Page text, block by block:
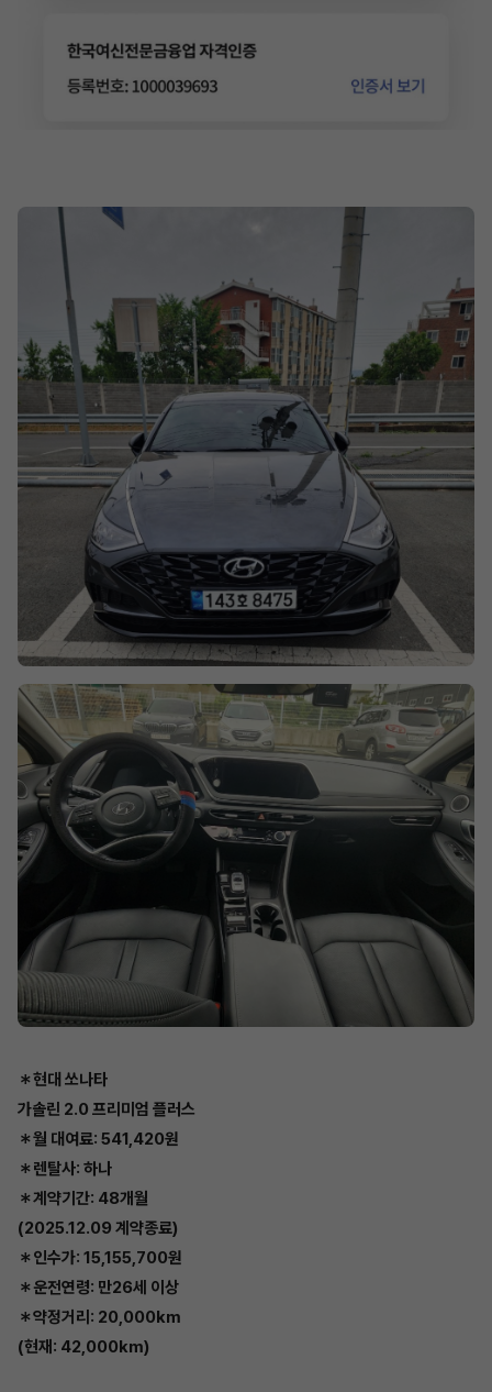
＊현대 쏘나타
가솔린 2.0 프리미엄 플러스
＊월 대여료: 541,420원
＊렌탈사: 하나
＊계약기간: 48개월
(2025.12.09 계약종료)
＊인수가: 15,155,700원
＊운전연령: 만26세 이상
＊약정거리: 20,000km
(현재: 42,000km)